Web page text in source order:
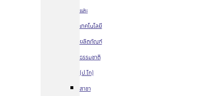
และ
เทคโนโลยี
ผลิตภัณฑ์
ธรรมชาติ
(ป.โท)
สาขา